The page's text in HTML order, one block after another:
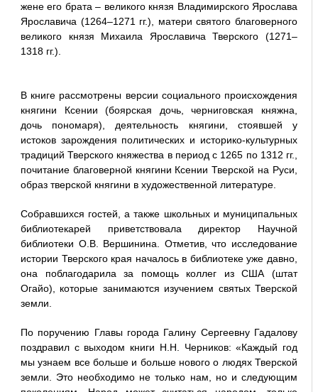
жене его брата – великого князя Владимирского Ярослава
Ярославича (1264–1271 гг.), матери святого благоверного
великого князя Михаила Ярославича Тверского (1271–
1318 гг.).
В книге рассмотрены версии социального происхождения
княгини Ксении (боярская дочь, черниговская княжна,
дочь пономаря), деятельность княгини, стоявшей у
истоков зарождения политических и историко-культурных
традиций Тверского княжества в период с 1265 по 1312 гг.,
почитание благоверной княгини Ксении Тверской на Руси,
образ тверской княгини в художественной литературе.
Собравшихся гостей, а также школьных и муниципальных
библиотекарей приветствовала директор Научной
библиотеки О.В. Вершинина. Отметив, что исследование
истории Тверского края началось в библиотеке уже давно,
она поблагодарила за помощь коллег из США (штат
Огайо), которые занимаются изучением святых Тверской
земли.
По поручению Главы города Галину Сергеевну Гадалову
поздравил с выходом книги Н.Н. Черников: «Каждый год
мы узнаем все больше и больше нового о людях Тверской
земли. Это необходимо не только нам, но и следующим